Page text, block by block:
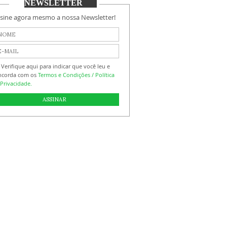
NEWSLETTER
agora mesmo a nossa Newsletter!
Verifique aqui para indicar que você leu e
com osTermos e Condições / Política